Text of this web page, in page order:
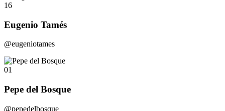
16
Eugenio Tamés
@eugeniotames
01
Pepe del Bosque
@pepedelbosque